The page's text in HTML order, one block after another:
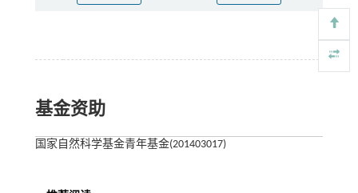
基金资助
国家自然科学基金青年基金(201403017)